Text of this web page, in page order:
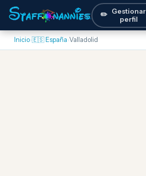
✏️ Gestionar
perfil
Inicio›🇪🇸 España›Valladolid